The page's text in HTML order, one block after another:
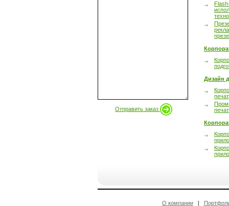
Отправить заказ
Дизайн
О компании|